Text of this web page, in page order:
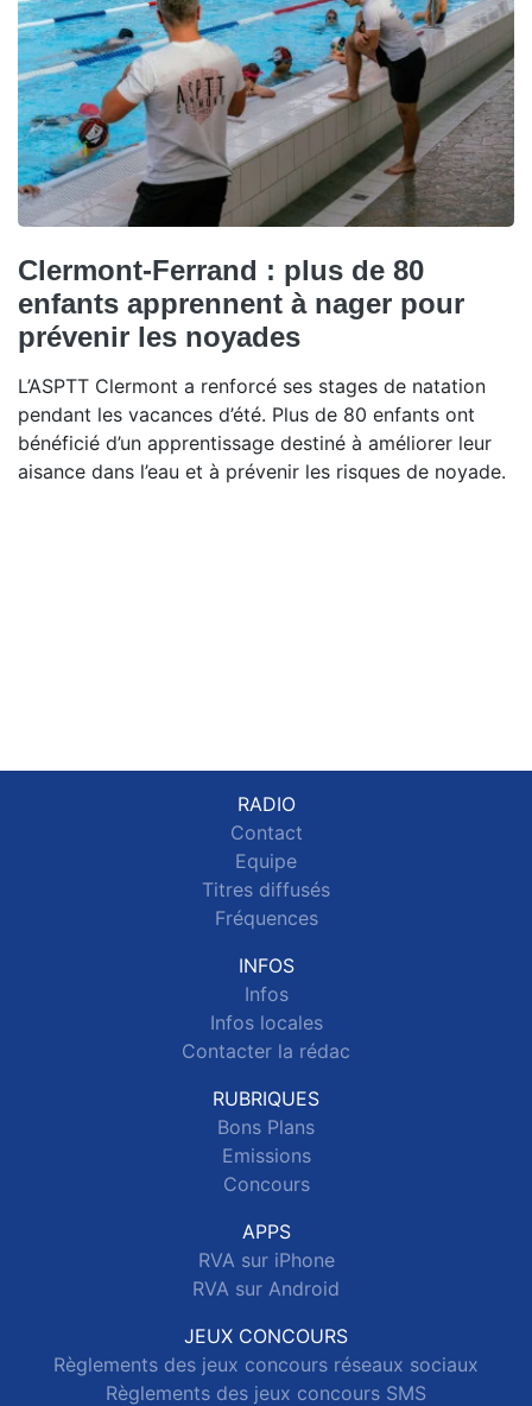
Clermont-Ferrand : plus de 80
enfants apprennent à nager pour
prévenir les noyades
L’ASPTT Clermont a renforcé ses stages de natation
pendant les vacances d’été. Plus de 80 enfants ont
bénéficié d’un apprentissage destiné à améliorer leur
aisance dans l’eau et à prévenir les risques de noyade.
RADIO
Contact
Equipe
Titres diffusés
Fréquences
INFOS
Infos
Infos locales
Contacter la rédac
RUBRIQUES
Bons Plans
Emissions
Concours
APPS
RVA sur iPhone
RVA sur Android
JEUX CONCOURS
Règlements des jeux concours réseaux sociaux
Règlements des jeux concours SMS